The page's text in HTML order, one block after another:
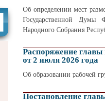
Об определении мест
Государственной Думы
Народного Собрания
Распоряжение
от 2 июля 2026 года
Об образовании рабочей
Постановление